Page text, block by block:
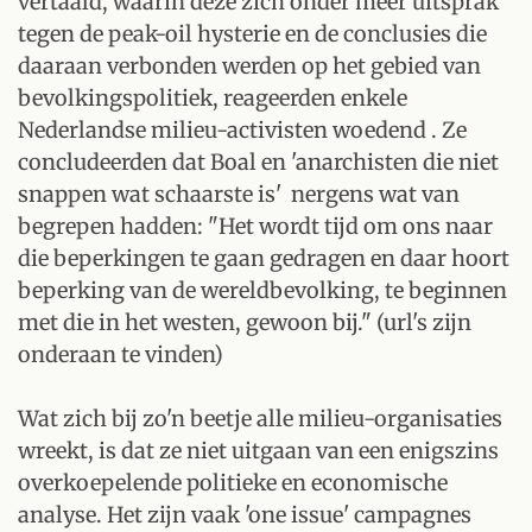
tegen de peak-oil hysterie en de conclusies die
daaraan verbonden werden op het gebied van
bevolkingspolitiek, reageerden enkele
Nederlandse milieu-activisten woedend . Ze
concludeerden dat Boal en 'anarchisten die niet
snappen wat schaarste is' nergens wat van
begrepen hadden: "Het wordt tijd om ons naar
die beperkingen te gaan gedragen en daar hoort
beperking van de wereldbevolking, te beginnen
met die in het westen, gewoon bij." (url's zijn
onderaan te vinden)
Wat zich bij zo'n beetje alle milieu-organisaties
wreekt, is dat ze niet uitgaan van een enigszins
overkoepelende politieke en economische
analyse. Het zijn vaak 'one issue' campagnes